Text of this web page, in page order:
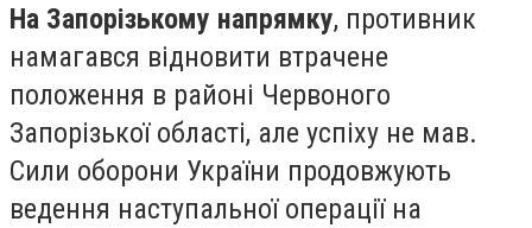
На Запорізькому напрямку, противник
намагався відновити втрачене
положення в районі Червоного
Запорізької області, але успіху не мав.
Сили оборони України продовжують
ведення наступальної операції на